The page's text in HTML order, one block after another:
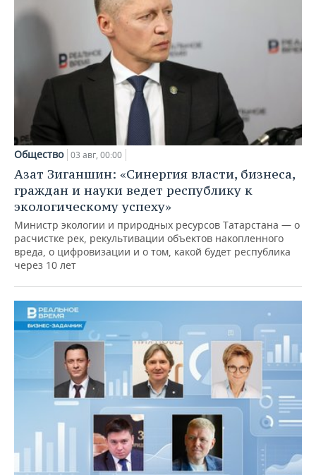
Общество 03 авг, 00:00
Азат Зиганшин: «Синергия власти, бизнеса,
граждан и науки ведет республику к
экологическому успеху»
Министр экологии и природных ресурсов Татарстана — о
расчистке рек, рекультивации объектов накопленного
вреда, о цифровизации и о том, какой будет республика
через 10 лет